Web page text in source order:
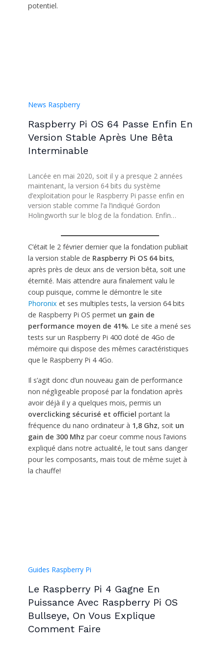
potentiel.
News Raspberry
Raspberry Pi OS 64 Passe Enfin En
Version Stable Après Une Bêta
Interminable
Lancée en mai 2020, soit il y a presque 2 années
maintenant, la version 64 bits du système
d’exploitation pour le Raspberry Pi passe enfin en
version stable comme l’a l’indiqué Gordon
Holingworth sur le blog de la fondation. Enfin…
C’était le 2 février dernier que la fondation publiait
la version stable de Raspberry Pi OS 64 bits,
après près de deux ans de version bêta, soit une
éternité. Mais attendre aura finalement valu le
coup puisque, comme le démontre le site
Phoronix et ses multiples tests, la version 64 bits
de Raspberry Pi OS permet un gain de
performance moyen de 41%. Le site a mené ses
tests sur un Raspberry Pi 400 doté de 4Go de
mémoire qui dispose des mêmes caractéristiques
que le Raspberry Pi 4 4Go.
Il s’agit donc d’un nouveau gain de performance
non négligeable proposé par la fondation après
avoir déjà il y a quelques mois, permis un
overclicking sécurisé et officiel portant la
fréquence du nano ordinateur à 1,8 Ghz, soitun
gain de 300 Mhz par coeur comme nous l’avions
expliqué dans notre actualité, le tout sans danger
pour les composants, mais tout de même sujet à
la chauffe!
Guides Raspberry Pi
Le Raspberry Pi 4 Gagne En
Puissance Avec Raspberry Pi OS
Bullseye, On Vous Explique
Comment Faire